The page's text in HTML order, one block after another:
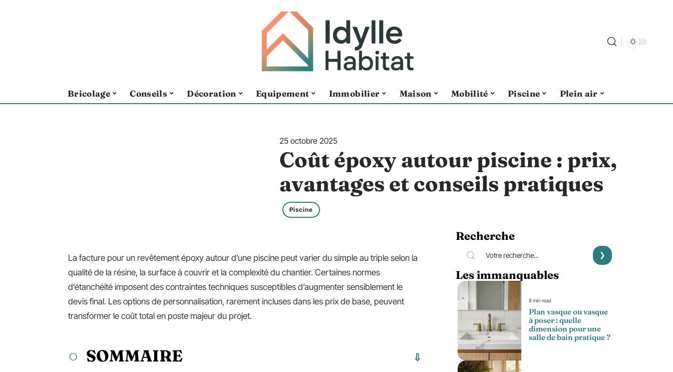
Bricolage Conseils Décoration Equipement Immobilier Maison Mobilité Piscine Plein air
25 octobre 2025
Coût époxy autour piscine : prix,
avantages et conseils pratiques
Piscine
La facture pour un revêtement époxy autour d’une piscine peut varier du simple au triple selon la
qualité de la résine, la surface à couvrir et la complexité du chantier. Certaines normes
d’étanchéité imposent des contraintes techniques susceptibles d’augmenter sensiblement le
devis final. Les options de personnalisation, rarement incluses dans les prix de base, peuvent
transformer le coût total en poste majeur du projet.
SOMMAIRE
Recherche
Les immanquables
8 min read
Plan vasque ou vasque
à poser : quelle
dimension pour une
salle de bain pratique ?